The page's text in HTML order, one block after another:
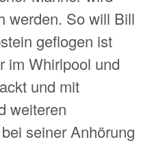
werden. So will Bill
geflogen ist
im Whirlpool und
und mit
weiteren
seiner Anhörung